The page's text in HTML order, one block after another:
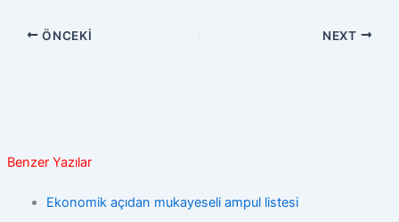
ÖNCEKI NEXT
Benzer Yazılar
Ekonomik açıdan mukayeseli ampul listesi